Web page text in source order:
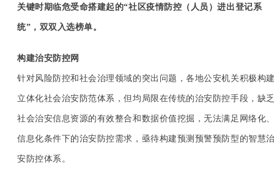
关键时期临危受命搭建起的“社区疫情防控（人员）进出登记系
统”，双双入选榜单。
构建治安防控网
针对风险防控和社会治理领域的突出问题，各地公安机关积极构
立体化社会治安防范体系，但均局限在传统的治安防控手段，缺
社会治安信息资源的有效整合和数据价值挖掘，无法满足网络化
信息化条件下的治安防控需求，亟待构建预测预警预防型的智慧
安防控体系。